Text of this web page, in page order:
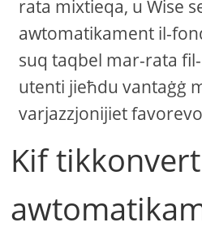
rata mixtieqa, u Wise
awtomatikament il-
suq taqbel mar-rata
utenti jieħdu vantaġġ
varjazzjonijiet
Kif